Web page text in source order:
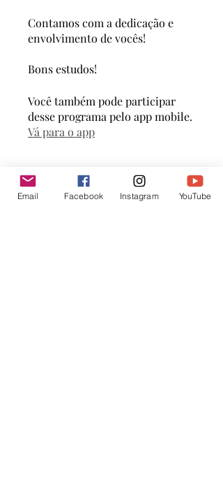
Contamos com a dedicação e
envolvimento de vocês!
Bons estudos!
Você também pode participar
desse programa pelo app mobile.
Vá para o app
Compartilhar
Email Facebook Instagram YouTube